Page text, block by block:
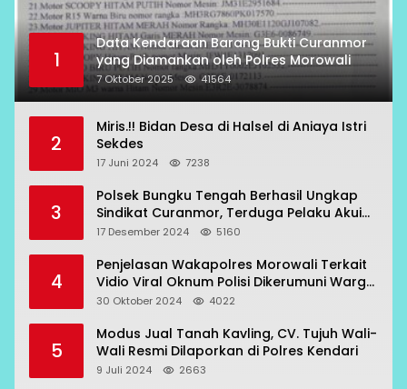
1
Data Kendaraan Barang Bukti Curanmor
yang Diamankan oleh Polres Morowali
7 Oktober 2025 41564
2
Miris.!! Bidan Desa di Halsel di Aniaya Istri
Sekdes
17 Juni 2024 7238
3
Polsek Bungku Tengah Berhasil Ungkap
Sindikat Curanmor, Terduga Pelaku Akui
Beraksi di 7 Lokasi
17 Desember 2024 5160
4
Penjelasan Wakapolres Morowali Terkait
Vidio Viral Oknum Polisi Dikerumuni Warga
Bahodopi
30 Oktober 2024 4022
5
Modus Jual Tanah Kavling, CV. Tujuh Wali-
Wali Resmi Dilaporkan di Polres Kendari
9 Juli 2024 2663